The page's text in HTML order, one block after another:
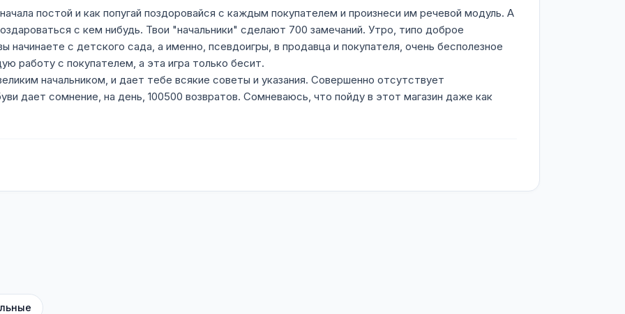
постой и как попугай поздоровайся с каждым покупателем и произнеси им речевой модуль. А
с кем нибудь. Твои "начальники" сделают 700 замечаний. Утро, типо доброе
начинаете с детского сада, а именно, псевдоигры, в продавца и покупателя, очень бесполезное
работу с покупателем, а эта игра только бесит.
начальником, и дает тебе всякие советы и указания. Совершенно отсутствует
дает сомнение, на день, 100500 возвратов. Сомневаюсь, что пойду в этот магазин даже как